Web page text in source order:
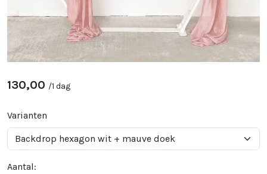
130,00 /1 dag
Varianten
Aantal: